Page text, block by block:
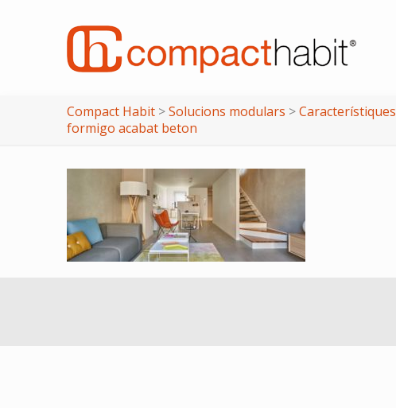
Compact Habit >Solucions modulars >Característiques
formigo acabat beton